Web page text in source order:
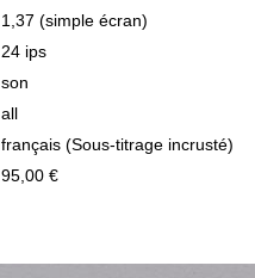
1,37 (simple écran)
24 ips
son
all
français (Sous-titrage incrusté)
95,00 €